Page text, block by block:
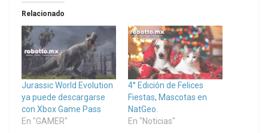
Relacionado
Jurassic World Evolution
ya puede descargarse
con Xbox Game Pass
En "GAMER"
4° Edición de Felices
Fiestas, Mascotas en
NatGeo.
En "Noticias"